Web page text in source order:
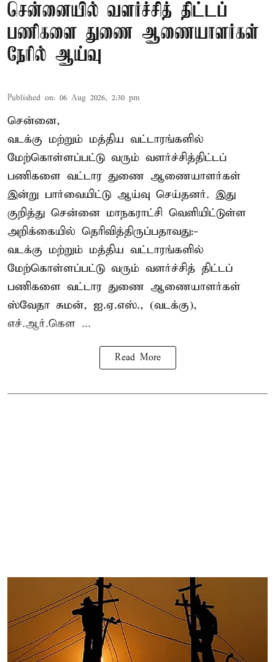
சென்னையில் வளர்ச்சித் திட்டப்
பணிகளை துணை ஆணையாளர்கள்
நேரில் ஆய்வு
Published on: 06 Aug 2026, 2:30 pm
சென்னை,
வடக்கு மற்றும் மத்திய வட்டாரங்களில்
மேற்கொள்ளப்பட்டு வரும் வளர்ச்சித்திட்டப்
பணிகளை வட்டார துணை ஆணையாளர்கள்
இன்று பார்வையிட்டு ஆய்வு செய்தனர். இது
குறித்து சென்னை மாநகராட்சி வெளியிட்டுள்ள
அறிக்கையில் தெரிவித்திருப்பதாவது:-
வடக்கு மற்றும் மத்திய வட்டாரங்களில்
மேற்கொள்ளப்பட்டு வரும் வளர்ச்சித் திட்டப்
பணிகளை வட்டார துணை ஆணையாளர்கள்
ஸ்வேதா சுமன், ஐ.ஏ.எஸ்., (வடக்கு),
எச்.ஆர்.கௌ ...
Read More